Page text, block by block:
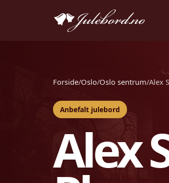
Forside/Oslo/Oslo sentrum/Alex
Anbefalt julebord
Alex